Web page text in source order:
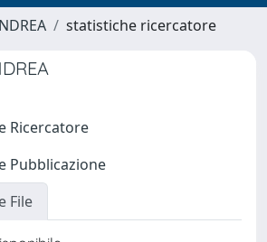
statistiche ricercatore
Ricercatore
Pubblicazione
File